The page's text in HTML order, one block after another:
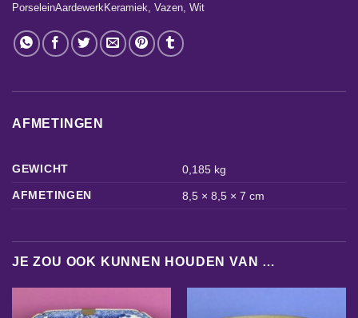
PorseleinAardewerkKeramiek Vazen Wit
AFMETINGEN
GEWICHT
0,185 kg
AFMETINGEN
8,5 × 8,5 × 7 cm
JE ZOU OOK KUNNEN HOUDEN VAN …